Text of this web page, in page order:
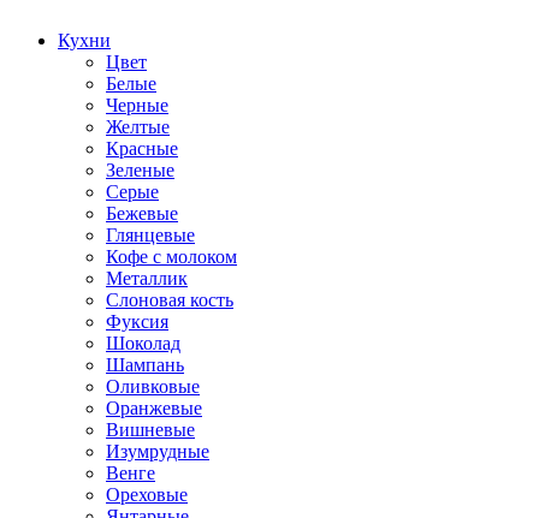
Кухни
Цвет
Белые
Черные
Желтые
Красные
Зеленые
Серые
Бежевые
Глянцевые
Кофе с молоком
Металлик
Слоновая кость
Фуксия
Шоколад
Шампань
Оливковые
Оранжевые
Вишневые
Изумрудные
Венге
Ореховые